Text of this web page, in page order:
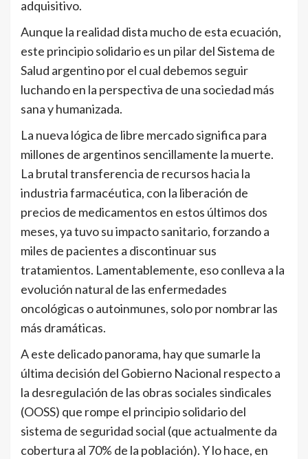
adquisitivo.
Aunque la realidad dista mucho de esta ecuación,
este principio solidario es un pilar del Sistema de
Salud argentino por el cual debemos seguir
luchando en la perspectiva de una sociedad más
sana y humanizada.
La nueva lógica de libre mercado significa para
millones de argentinos sencillamente la muerte.
La brutal transferencia de recursos hacia la
industria farmacéutica, con la liberación de
precios de medicamentos en estos últimos dos
meses, ya tuvo su impacto sanitario, forzando a
miles de pacientes a discontinuar sus
tratamientos. Lamentablemente, eso conlleva a la
evolución natural de las enfermedades
oncológicas o autoinmunes, solo por nombrar las
más dramáticas.
A este delicado panorama, hay que sumarle la
última decisión del Gobierno Nacional respecto a
la desregulación de las obras sociales sindicales
(OOSS) que rompe el principio solidario del
sistema de seguridad social (que actualmente da
cobertura al 70% de la población). Y lo hace, en